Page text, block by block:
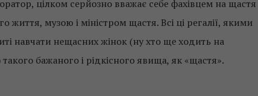
цілком серйозно вважає себе фахівцем на щастя
життя, музою і міністром щастя. Всі ці регалії, якими
навчати нещасних жінок (ну хто ще ходить на
бажаного і рідкісного явища, як «щастя».